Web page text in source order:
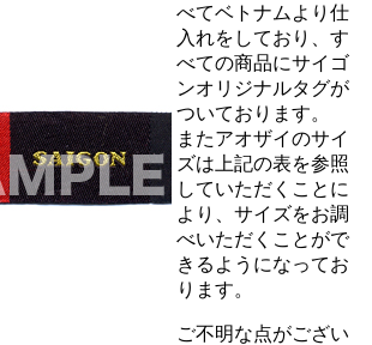
べてベトナムより仕
入れをしており、す
べての商品にサイゴ
ンオリジナルタグが
ついております。
またアオザイのサイ
ズは上記の表を参照
していただくことに
より、サイズをお調
べいただくことがで
きるようになってお
ります。
ご不明な点がござい